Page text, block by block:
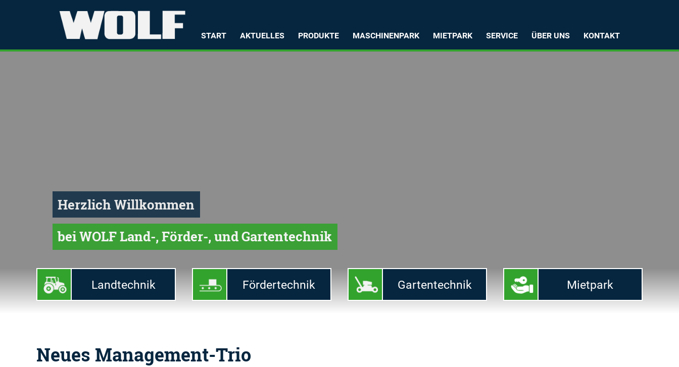
KONTAKT
START AKTUELLES PRODUKTE MASCHINENPARK MIETPARK ÜBER UNS
SERVICE
Herzlich Willkommen
bei WOLF Land-, Förder-, und Gartentechnik
Landtechnik Fördertechnik Gartentechnik Mietpark
Neues Management-Trio